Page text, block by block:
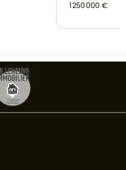
1 250 000 €